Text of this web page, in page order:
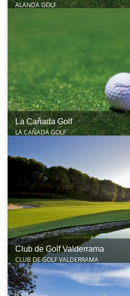
ALANDA GOLF
La Caňada Golf
LA CAŇADA GOLF
Club de Golf Valderrama
CLUB DE GOLF VALDERRAMA